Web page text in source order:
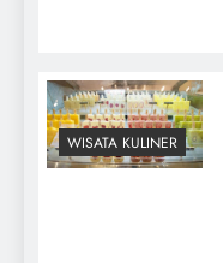
WISATA KULINER